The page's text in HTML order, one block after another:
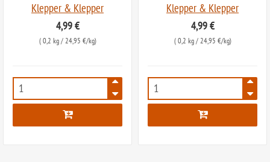
Klepper & Klepper
4,99 €
( 0,2 kg/ 24,95 €/kg)
7744
Klepper & Klepper
4,99 €
( 0,2 kg/ 24,95 €/kg)
7745